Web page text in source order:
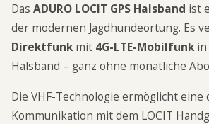
Das ADURO LOCIT GPS Halsband ist
der modernen Jagdhundeortung. Es
Direktfunkmit 4G-LTE-Mobilfunkin
Halsband – ganz ohne monatliche
Die VHF-Technologie ermöglicht eine
Kommunikation mit dem LOCIT